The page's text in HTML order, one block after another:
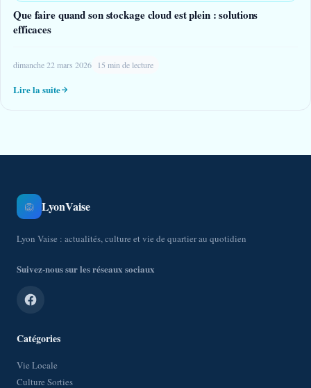
Que faire quand son stockage cloud est plein : solutions
efficaces
dimanche 22 mars 2026 15 min de lecture
Lire la suite
🦁 LyonVaise
Lyon Vaise : actualités, culture et vie de quartier au quotidien
Suivez-nous sur les réseaux sociaux
Catégories
Vie Locale
Culture Sorties